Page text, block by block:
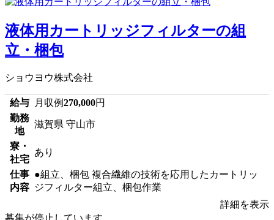
液体用カートリッジフィルターの組
立・梱包
ショウヨウ株式会社
給与 月収例270,000円
勤務
地
滋賀県 守山市
寮・
社宅
あり
仕事
内容
●組立、梱包 複合繊維の技術を応用したカートリッ
ジフィルター組立、梱包作業
詳細を表示